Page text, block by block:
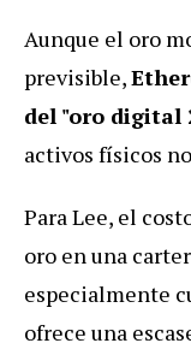
Aunque el oro
previsible,
del "oro digital
activos físicos
Para Lee, el
oro en una
especialmente
ofrece una